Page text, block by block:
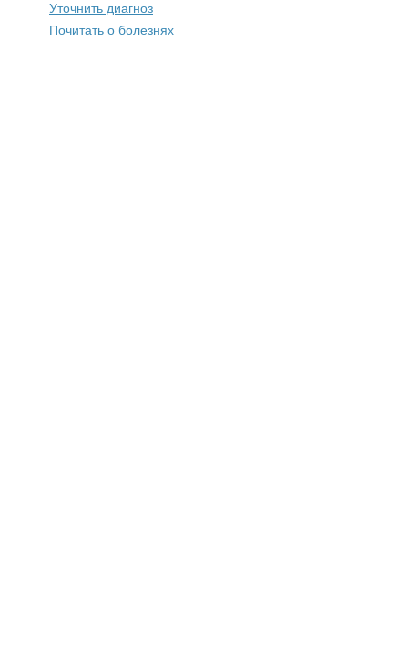
Уточнить диагноз
Почитать о болезнях